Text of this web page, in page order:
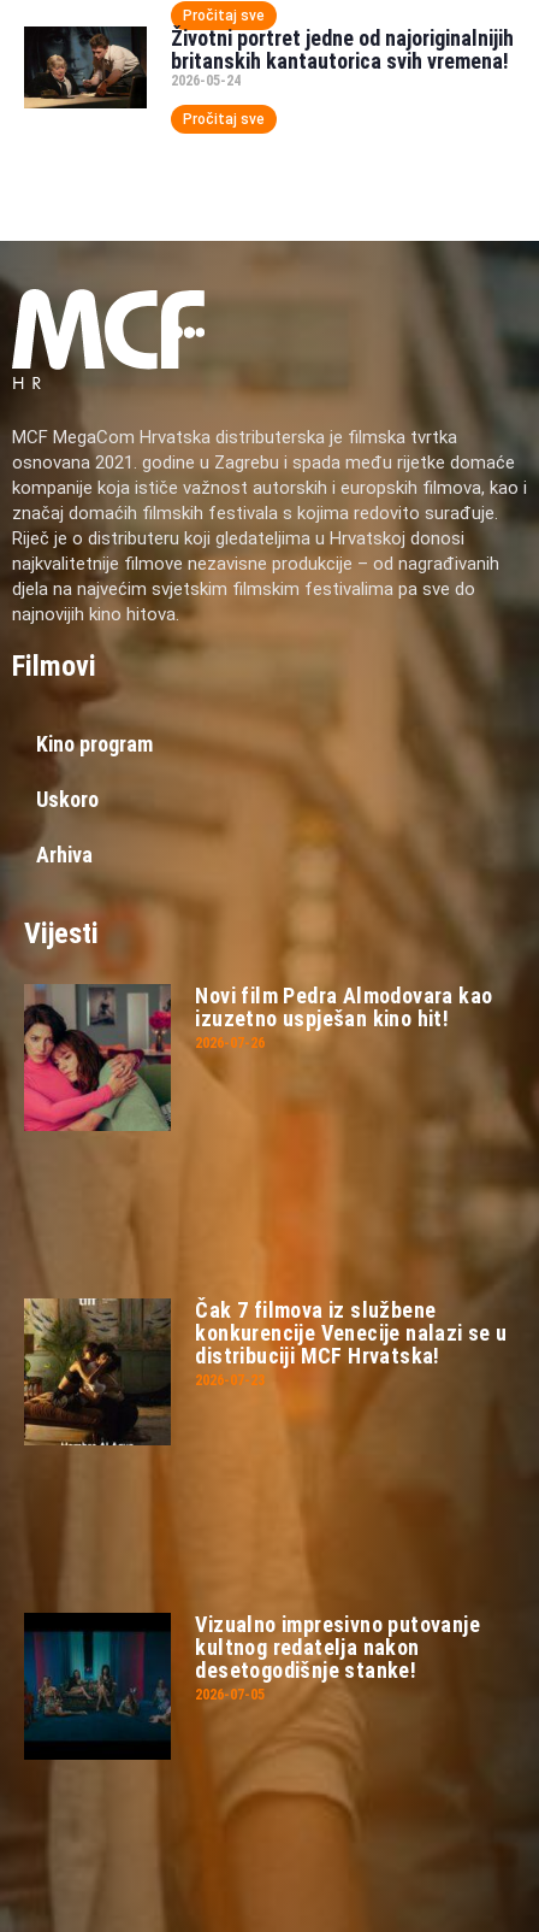
Pročitaj sve
Životni portret jedne od najoriginalnijih
britanskih kantautorica svih vremena!
2026-05-24
Pročitaj sve
MCF MegaCom Hrvatska distributerska je filmska tvrtka
osnovana 2021. godine u Zagrebu i spada među rijetke domaće
kompanije koja ističe važnost autorskih i europskih filmova, kao i
značaj domaćih filmskih festivala s kojima redovito surađuje.
Riječ je o distributeru koji gledateljima u Hrvatskoj donosi
najkvalitetnije filmove nezavisne produkcije – od nagrađivanih
djela na najvećim svjetskim filmskim festivalima pa sve do
najnovijih kino hitova.
Filmovi
Kino program
Uskoro
Arhiva
Vijesti
Novi film Pedra Almodovara kao
izuzetno uspješan kino hit!
2026-07-26
Čak 7 filmova iz službene
konkurencije Venecije nalazi se u
distribuciji MCF Hrvatska!
2026-07-23
Vizualno impresivno putovanje
kultnog redatelja nakon
desetogodišnje stanke!
2026-07-05